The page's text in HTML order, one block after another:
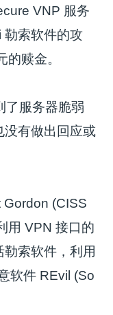
VNP 服务
勒索软件的攻
赎金。
了服务器脆弱
有做出回应或
(CISS
用 VPN 接口的
索软件，利用
软件 REvil (So